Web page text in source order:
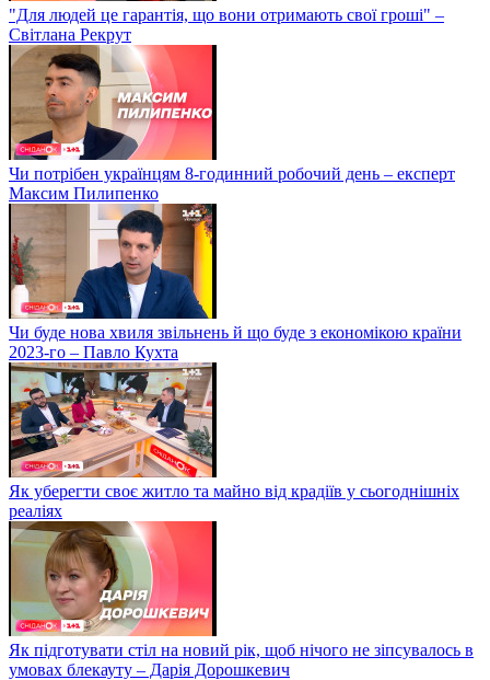
"Для людей це гарантія, що вони отримають свої гроші" –
Світлана Рекрут
Чи потрібен українцям 8-годинний робочий день – експерт
Максим Пилипенко
Чи буде нова хвиля звільнень й що буде з економікою країни
2023-го – Павло Кухта
Як уберегти своє житло та майно від крадіїв у сьогоднішніх
реаліях
Як підготувати стіл на новий рік, щоб нічого не зіпсувалось в
умовах блекауту – Дарія Дорошкевич